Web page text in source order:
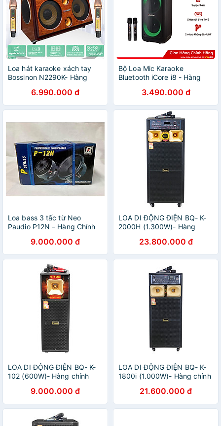
Loa hát karaoke xách tay
Bossinon N2290K- Hàng
6.990.000 đ
Bộ Loa Mic Karaoke
Bluetooth iCore i8 - Hàng
3.490.000 đ
Loa bass 3 tấc từ Neo
Paudio P12N – Hàng Chính
9.000.000 đ
LOA DI ĐỘNG ĐIỆN BQ- K-
2000H (1.300W)- Hàng
23.800.000 đ
LOA DI ĐỘNG ĐIỆN BQ- K-
102 (600W)- Hàng chính
9.000.000 đ
LOA DI ĐỘNG ĐIỆN BQ- K-
1800i (1.000W)- Hàng chính
21.600.000 đ